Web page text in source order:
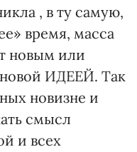
, в ту самую,
время, масса
новым или
ИДЕЕЙ. Так
новизне и
смысл
и всех